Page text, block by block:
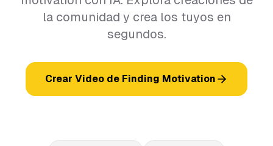
la comunidad y crea los tuyos en
segundos.
Crear Video de Finding Motivation